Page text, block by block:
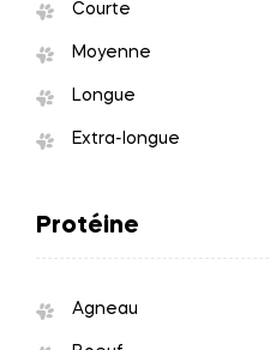
Courte
Moyenne
Longue
Extra-longue
Protéine
Agneau